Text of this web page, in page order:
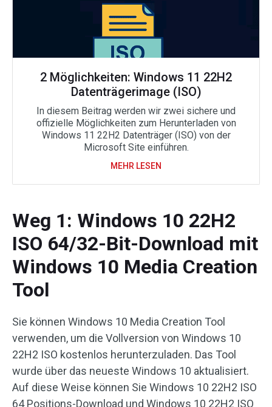
2 Möglichkeiten: Windows 11 22H2
Datenträgerimage (ISO)
In diesem Beitrag werden wir zwei sichere und
offizielle Möglichkeiten zum Herunterladen von
Windows 11 22H2 Datenträger (ISO) von der
Microsoft Site einführen.
MEHR LESEN
Weg 1: Windows 10 22H2
ISO 64/32-Bit-Download mit
Windows 10 Media Creation
Tool
Sie können Windows 10 Media Creation Tool
verwenden, um die Vollversion von Windows 10
22H2 ISO kostenlos herunterzuladen. Das Tool
wurde über das neueste Windows 10 aktualisiert.
Auf diese Weise können Sie Windows 10 22H2 ISO
64 Positions-Download und Windows 10 22H2 ISO